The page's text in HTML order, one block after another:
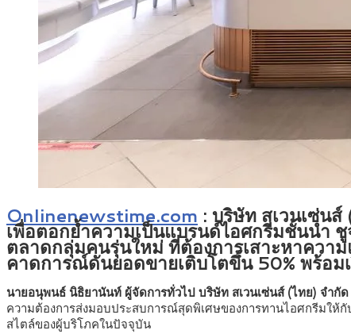
Onlinenewstime.com : บริษัท สเวนเซ่นส์
เพื่อตอกย้ำความเป็นแบรนด์ไอศกรีมชั้นนำ
ตลาดกลุ่มคนรุ่นใหม่ ที่ต้องการเสาะหาควา
คาดการณ์ดันยอดขายเติบโตขึ้น 50% พร้อม
นายอนุพนธ์ นิธิยานันท์ ผู้จัดการทั่วไป บริษัท สเวนเซ่นส์ (ไทย) จำกั
ความต้องการส่งมอบประสบการณ์สุดพิเศษของการทานไอศกรีมให้
สไตล์ของผู้บริโภคในปัจจุบัน